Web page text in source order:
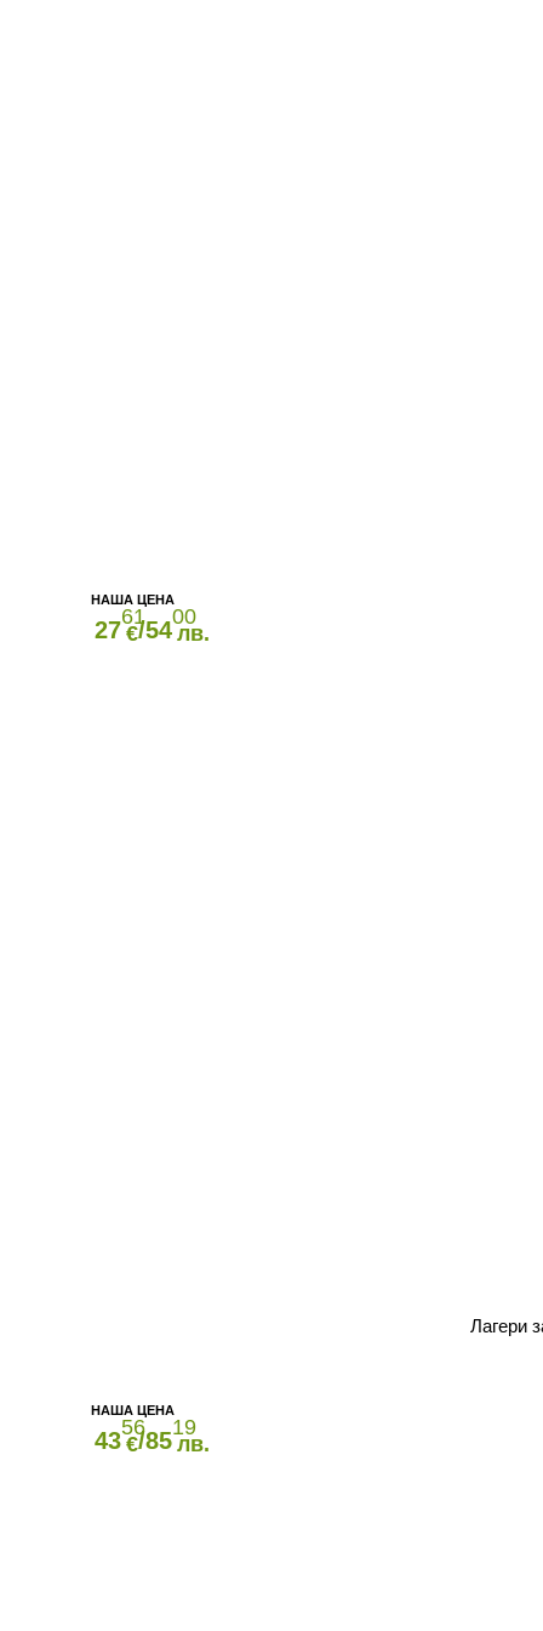
2761
€/5400
лв.
Лагери
4356
€/8519
лв.